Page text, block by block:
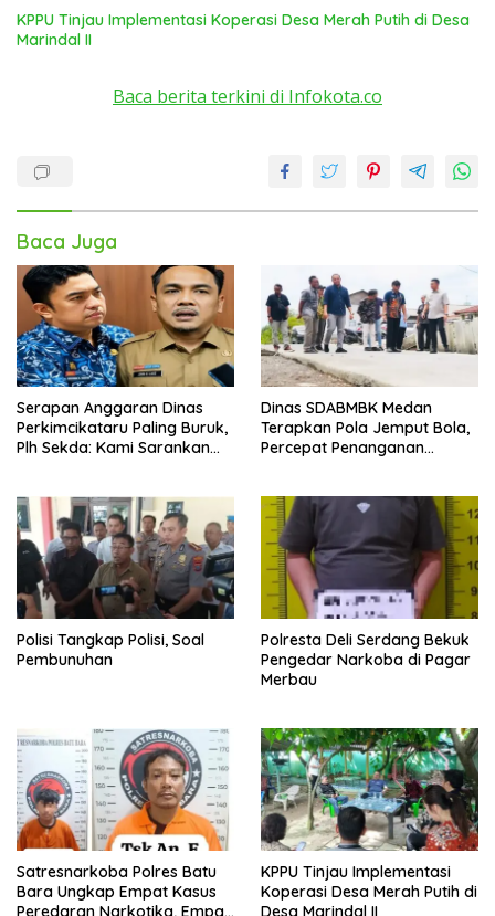
KPPU Tinjau Implementasi Koperasi Desa Merah Putih di Desa
Marindal II
Baca berita terkini di Infokota.co
Baca Juga
Serapan Anggaran Dinas
Perkimcikataru Paling Buruk,
Plh Sekda: Kami Sarankan
Dinas SDABMBK Medan
Terapkan Pola Jemput Bola,
Percepat Penanganan
Polisi Tangkap Polisi, Soal
Pembunuhan
Polresta Deli Serdang Bekuk
Pengedar Narkoba di Pagar
Merbau
Satresnarkoba Polres Batu
Bara Ungkap Empat Kasus
Peredaran Narkotika, Empat
KPPU Tinjau Implementasi
Koperasi Desa Merah Putih di
Desa Marindal II